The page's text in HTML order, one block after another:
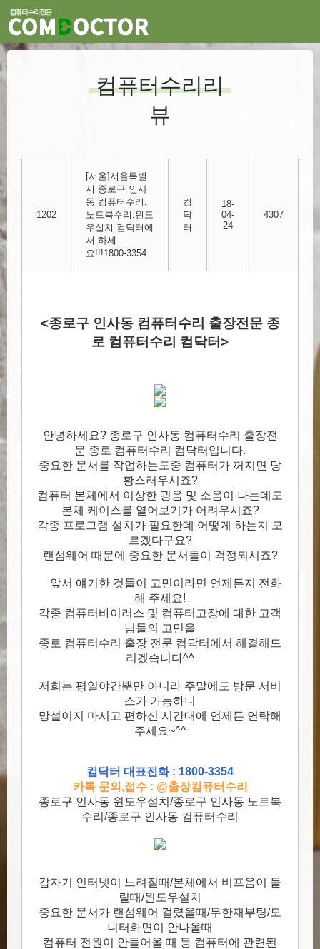
컴퓨터수리리
뷰
1202
[서울]서울특별
시 종로구 인사
동 컴퓨터수리,
노트북수리,윈도
우설치 컴닥터에
서 하세
요!!!1800-3354
컴
닥
터
18-
04-
24
4307
<종로구 인사동 컴퓨터수리 출장전문 종
로 컴퓨터수리 컴닥터>
안녕하세요? 종로구 인사동 컴퓨터수리 출장전
문 종로 컴퓨터수리 컴닥터입니다.
중요한 문서를 작업하는도중 컴퓨터가 꺼지면 당
황스러우시죠?
컴퓨터 본체에서 이상한 굉음 및 소음이 나는데도
본체 케이스를 열어보기가 어려우시죠?
각종 프로그램 설치가 필요한데 어떻게 하는지 모
르겠다구요?
랜섬웨어 때문에 중요한 문서들이 걱정되시죠?
앞서 얘기한 것들이 고민이라면 언제든지 전화
해 주세요!
각종 컴퓨터바이러스 및 컴퓨터고장에 대한 고객
님들의 고민을
종로 컴퓨터수리 출장 전문 컴닥터에서 해결해드
리겠습니다^^
저희는 평일야간뿐만 아니라 주말에도 방문 서비
스가 가능하니
망설이지 마시고 편하신 시간대에 언제든 연락해
주세요~^^
컴닥터 대표전화 : 1800-3354
카톡 문의,접수 : @출장컴퓨터수리
종로구 인사동 윈도우설치/종로구 인사동 노트북
수리/종로구 인사동 컴퓨터수리
갑자기 인터넷이 느려질때/본체에서 비프음이 들
릴때/윈도우설치
중요한 문서가 랜섬웨어 걸렸을때/무한재부팅/모
니터화면이 안나올때
컴퓨터 전원이 안들어올 때 등 컴퓨터에 관련된